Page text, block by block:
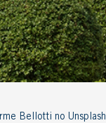
Bellotti no Unsplash